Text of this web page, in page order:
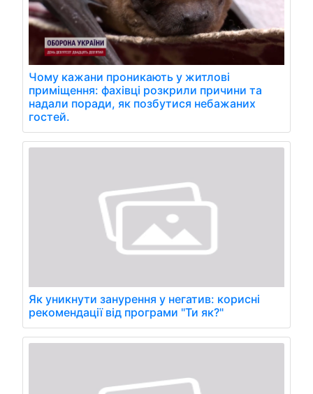
Чому кажани проникають у житлові
приміщення: фахівці розкрили причини та
надали поради, як позбутися небажаних
гостей.
Як уникнути занурення у негатив: корисні
рекомендації від програми "Ти як?"